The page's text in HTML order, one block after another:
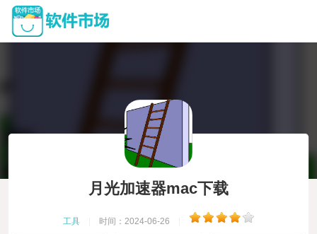
月光加速器mac下载
工具 时间：2024-06-26